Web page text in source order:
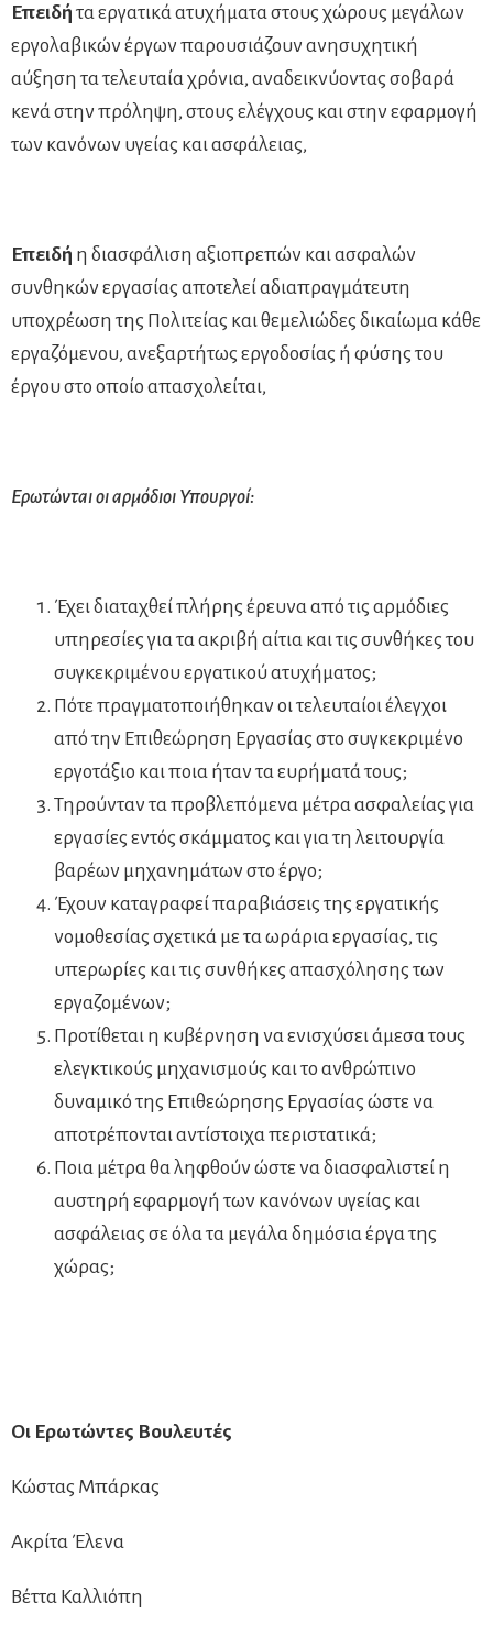
Επειδή τα εργατικά ατυχήματα στους χώρους μεγάλων
εργολαβικών έργων παρουσιάζουν ανησυχητική
αύξηση τα τελευταία χρόνια, αναδεικνύοντας σοβαρά
κενά στην πρόληψη, στους ελέγχους και στην εφαρμογή
των κανόνων υγείας και ασφάλειας,
Επειδή η διασφάλιση αξιοπρεπών και ασφαλών
συνθηκών εργασίας αποτελεί αδιαπραγμάτευτη
υποχρέωση της Πολιτείας και θεμελιώδες δικαίωμα κάθε
εργαζόμενου, ανεξαρτήτως εργοδοσίας ή φύσης του
έργου στο οποίο απασχολείται,
Ερωτώνται οι αρμόδιοι Υπουργοί:
Έχει διαταχθεί πλήρης έρευνα από τις αρμόδιες
υπηρεσίες για τα ακριβή αίτια και τις συνθήκες του
συγκεκριμένου εργατικού ατυχήματος;
Πότε πραγματοποιήθηκαν οι τελευταίοι έλεγχοι
από την Επιθεώρηση Εργασίας στο συγκεκριμένο
εργοτάξιο και ποια ήταν τα ευρήματά τους;
Τηρούνταν τα προβλεπόμενα μέτρα ασφαλείας για
εργασίες εντός σκάμματος και για τη λειτουργία
βαρέων μηχανημάτων στο έργο;
Έχουν καταγραφεί παραβιάσεις της εργατικής
νομοθεσίας σχετικά με τα ωράρια εργασίας, τις
υπερωρίες και τις συνθήκες απασχόλησης των
εργαζομένων;
Προτίθεται η κυβέρνηση να ενισχύσει άμεσα τους
ελεγκτικούς μηχανισμούς και το ανθρώπινο
δυναμικό της Επιθεώρησης Εργασίας ώστε να
αποτρέπονται αντίστοιχα περιστατικά;
Ποια μέτρα θα ληφθούν ώστε να διασφαλιστεί η
αυστηρή εφαρμογή των κανόνων υγείας και
ασφάλειας σε όλα τα μεγάλα δημόσια έργα της
χώρας;
Οι Ερωτώντες Βουλευτές
Κώστας Μπάρκας
Ακρίτα Έλενα
Βέττα Καλλιόπη